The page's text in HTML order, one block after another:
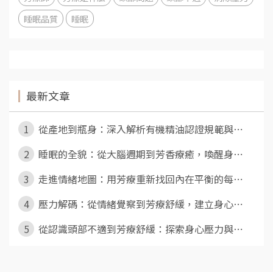
睡眠品質
睡眠
最新文章
1
從產地到瓶身：深入解析有機精油認證規範與⋯
2
睡眠的全貌：從大腦週期到芳香療癒，喚醒身⋯
3
走進情緒地圖：用芳療重新找回內在平衡的每⋯
4
壓力解碼：從情緒覺察到芳療舒緩，建立身心⋯
5
從認識頭部不適到芳療舒緩：探索身心壓力與⋯